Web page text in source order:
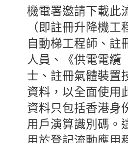
機電署邀請下載此
（即註冊升降機
自動梯工程師、註
人員、《供電電纜
士、註冊氣體裝置
資料，以全面使用
資料只包括香港身
用戶演算識別碼。